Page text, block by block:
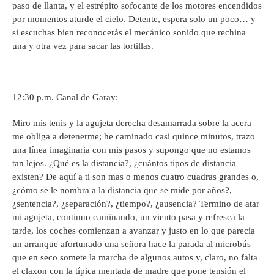
paso de llanta, y el estrépito sofocante de los motores encendidos
por momentos aturde el cielo. Detente, espera solo un poco… y
si escuchas bien reconocerás el mecánico sonido que rechina
una y otra vez para sacar las tortillas.
12:30 p.m. Canal de Garay:
Miro mis tenis y la agujeta derecha desamarrada sobre la acera
me obliga a detenerme; he caminado casi quince minutos, trazo
una línea imaginaria con mis pasos y supongo que no estamos
tan lejos. ¿Qué es la distancia?, ¿cuántos tipos de distancia
existen? De aquí a ti son mas o menos cuatro cuadras grandes o,
¿cómo se le nombra a la distancia que se mide por años?,
¿sentencia?, ¿separación?, ¿tiempo?, ¿ausencia? Termino de atar
mi agujeta, continuo caminando, un viento pasa y refresca la
tarde, los coches comienzan a avanzar y justo en lo que parecía
un arranque afortunado una señora hace la parada al microbús
que en seco somete la marcha de algunos autos y, claro, no falta
el claxon con la típica mentada de madre que pone tensión el